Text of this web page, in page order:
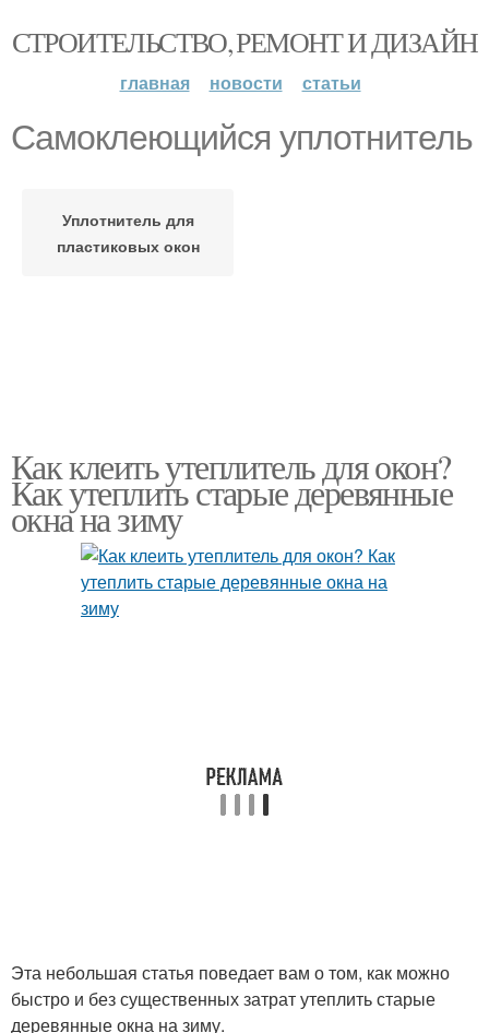
СТРОИТЕЛЬСТВО, РЕМОНТ И ДИЗАЙН
главная новости статьи
Самоклеющийся уплотнитель
Уплотнитель для
пластиковых окон
Как клеить утеплитель для окон?
Как утеплить старые деревянные
окна на зиму
Эта небольшая статья поведает вам о том, как можно
быстро и без существенных затрат утеплить старые
деревянные окна на зиму.